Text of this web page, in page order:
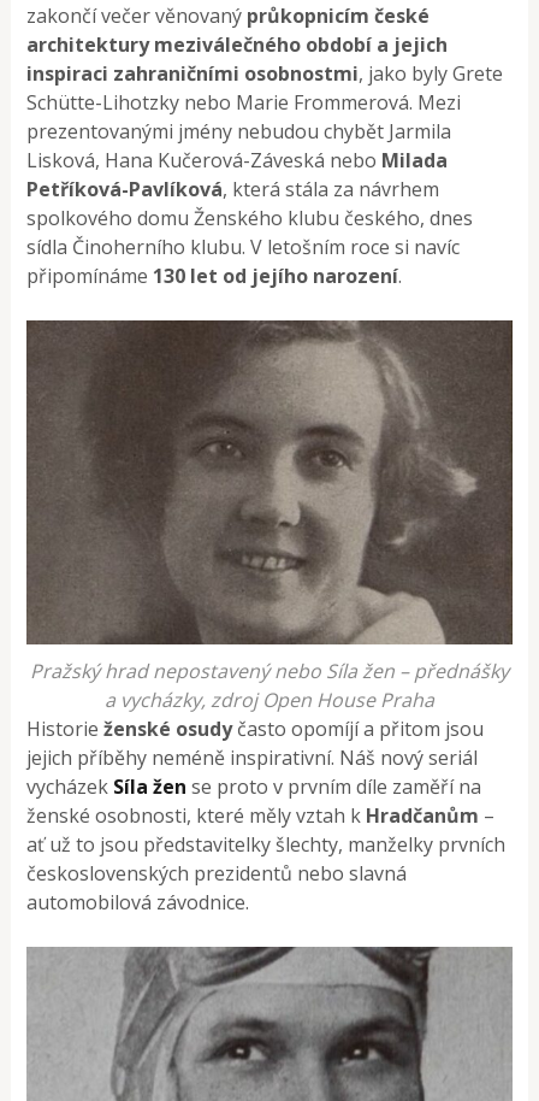
zakončí večer věnovaný průkopnicím české
architektury meziválečného období a jejich
inspiraci zahraničními osobnostmi, jako byly Grete
Schütte-Lihotzky nebo Marie Frommerová. Mezi
prezentovanými jmény nebudou chybět Jarmila
Lisková, Hana Kučerová-Záveská nebo Milada
Petříková-Pavlíková, která stála za návrhem
spolkového domu Ženského klubu českého, dnes
sídla Činoherního klubu. V letošním roce si navíc
připomínáme 130 let od jejího narození.
Pražský hrad nepostavený nebo Síla žen – přednášky
a vycházky, zdroj Open House Praha
Historieženské osudyčasto opomíjí a přitom jsou
jejich příběhy neméně inspirativní. Náš nový seriál
vycházek Síla žen se proto v prvním díle zaměří na
ženské osobnosti, které měly vztah k Hradčanům –
ať už to jsou představitelky šlechty, manželky prvních
československých prezidentů nebo slavná
automobilová závodnice.